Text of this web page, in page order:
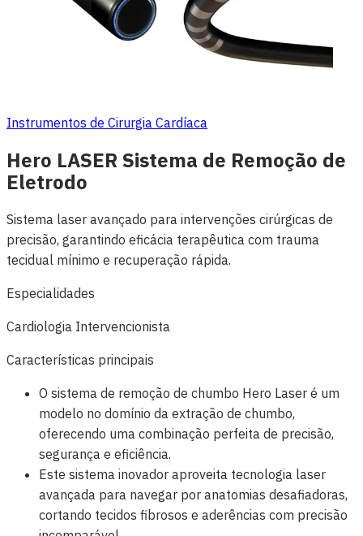
Instrumentos de Cirurgia Cardíaca
Hero LASER Sistema de Remoção de
Eletrodo
Sistema laser avançado para intervenções cirúrgicas de
precisão, garantindo eficácia terapêutica com trauma
tecidual mínimo e recuperação rápida.
Especialidades
Cardiologia Intervencionista
Características principais
O sistema de remoção de chumbo Hero Laser é um
modelo no domínio da extração de chumbo,
oferecendo uma combinação perfeita de precisão,
segurança e eficiência.
Este sistema inovador aproveita tecnologia laser
avançada para navegar por anatomias desafiadoras,
cortando tecidos fibrosos e aderências com precisão